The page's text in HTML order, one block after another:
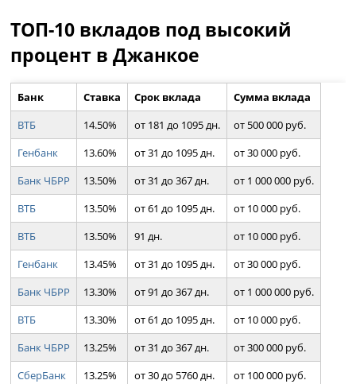
ТОП-10 вкладов под высокий
процент в Джанкое
Банк Ставка Срок вклада
Сумма вклада
ВТБ
14.50% от 181 до 1095 дн.
от 500 000 руб.
Генбанк
13.60% от 31 до 1095 дн.
от 30 000 руб.
Банк ЧБРР
13.50% от 31 до 367 дн.
от 1 000 000 руб.
ВТБ
13.50% от 61 до 1095 дн.
от 10 000 руб.
ВТБ
13.50% 91 дн.
от 10 000 руб.
Генбанк
13.45% от 31 до 1095 дн.
от 30 000 руб.
Банк ЧБРР
13.30% от 91 до 367 дн.
от 1 000 000 руб.
ВТБ
13.30% от 61 до 1095 дн.
от 10 000 руб.
Банк ЧБРР
13.25% от 31 до 367 дн.
от 300 000 руб.
СберБанк
13.25% от 30 до 5760 дн. от 100 000 руб.